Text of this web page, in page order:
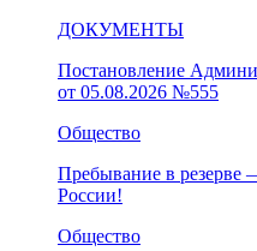
ДОКУМЕНТЫ
Постановление
от 05.08.2026 №555
Общество
Пребывание в резерве
России!
Общество